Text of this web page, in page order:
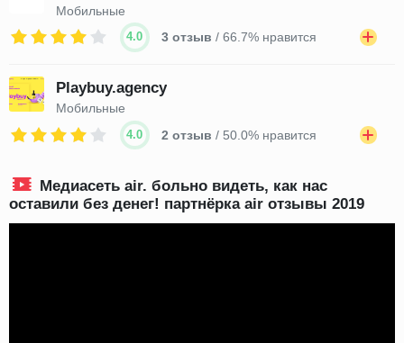
Мобильные
4.0 3 отзыв / 66.7% нравится
Playbuy.agency
Мобильные
4.0 2 отзыв / 50.0% нравится
Медиасеть air. больно видеть, как нас
оставили без денег! партнёрка air отзывы 2019